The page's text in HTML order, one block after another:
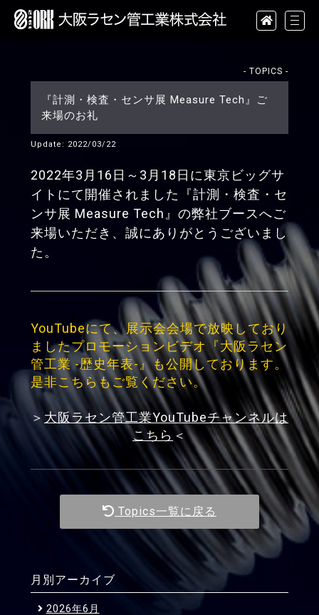
- TOPICS -
『計測・検査・センサ展 Measure Tech』ご
来場のお礼
Update: 2022/03/22
2022年3月16日～3月18日に東京ビッグサ
イトにて開催されました『計測・検査・セ
ンサ展 Measure Tech』の弊社ブースへご
来場いただき、誠にありがとうございまし
た。
YouTubeにて、展示会会場で放映しており
ましたプロモーションビデオ『大阪ラセン
管工業 -歴史年表-』も公開しております。
是非こちらもご覧ください。
＞ 大阪ラセン管工業YouTubeチャンネルは
こちら ＜
Topics一覧に戻る
月別アーカイブ
2026年6月